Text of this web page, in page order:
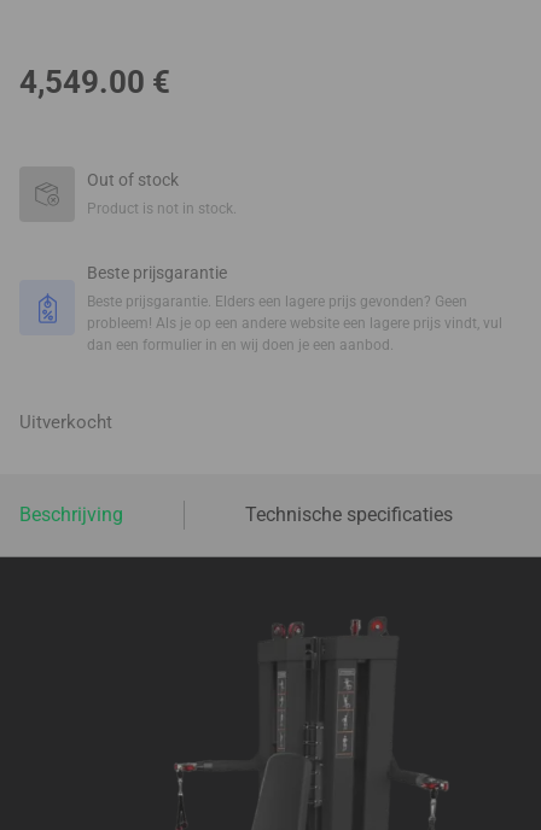
4,549.00 €
Out of stock
Product is not in stock.
Beste prijsgarantie
Beste prijsgarantie. Elders een lagere prijs gevonden? Geen
probleem! Als je op een andere website een lagere prijs vindt, vul
dan een formulier in en wij doen je een aanbod.
Uitverkocht
Beschrijving Technische specificaties